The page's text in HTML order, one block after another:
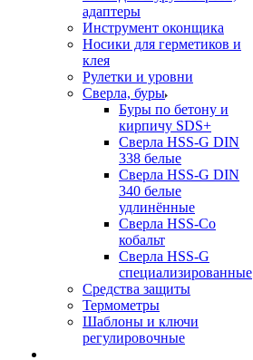
адаптеры
Инструмент оконщика
Носики для герметиков и
клея
Рулетки и уровни
Сверла, буры
Буры по бетону и
кирпичу SDS+
Сверла HSS-G DIN
338 белые
Сверла HSS-G DIN
340 белые
удлинённые
Сверла HSS-Co
кобальт
Сверла HSS-G
специализированные
Средства защиты
Термометры
Шаблоны и ключи
регулировочные